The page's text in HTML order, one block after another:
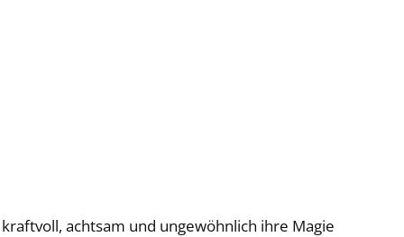
achtsam und ungewöhnlich ihre Magie